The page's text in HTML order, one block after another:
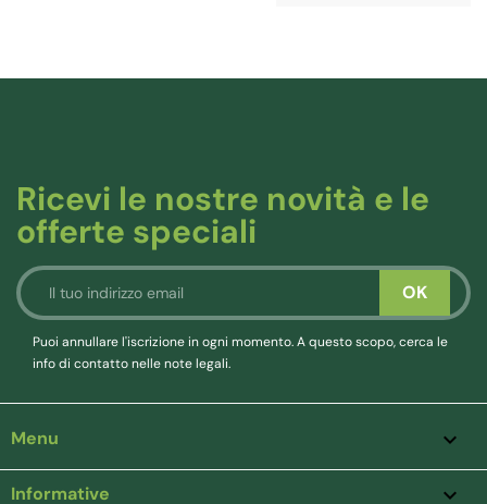
Ricevi le nostre novità e le
offerte speciali
Puoi annullare l'iscrizione in ogni momento. A questo scopo, cerca le
info di contatto nelle note legali.
Menu 
Informative 